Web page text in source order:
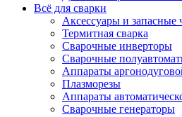
Всё для сварки
Аксессуары и запасные
Термитная сварка
Сварочные инверторы
Сварочные
Аппараты
Плазморезы
Аппараты
Сварочные генераторы